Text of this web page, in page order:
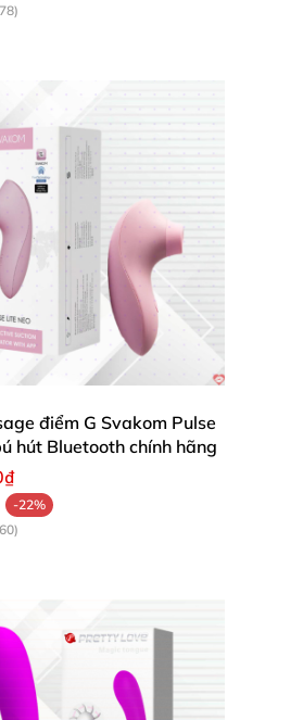
điểm G Svakom Pulse
hút Bluetooth chính hãng
-22%